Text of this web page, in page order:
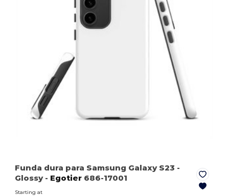
Funda dura para Samsung Galaxy S23 -
Glossy- Egotier 686-17001
Starting at